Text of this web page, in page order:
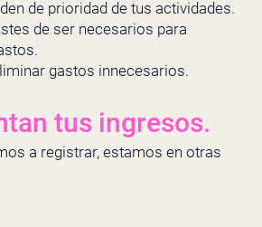
de prioridad de tus actividades.
de ser necesarios para
gastos innecesarios.
tus ingresos.
a registrar, estamos en otras